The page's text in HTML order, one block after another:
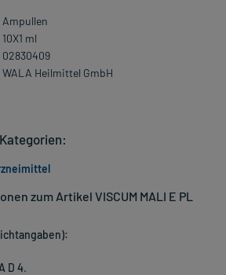
Ampullen
10X1 ml
02830409
WALA Heilmittel GmbH
zum Artikel VISCUM MALI E PL
D 4.